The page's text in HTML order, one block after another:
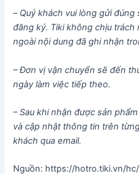
– Quý khách vui lòng gửi
đăng ký. Tiki không chịu trách
ngoài nội dung đã ghi nhận
– Đơn vị vận chuyển sẽ đến
ngày làm việc tiếp theo.
– Sau khi nhận được sản
và cập nhật thông tin trên
khách qua email.
Nguồn: https://hotro.tiki.vn/